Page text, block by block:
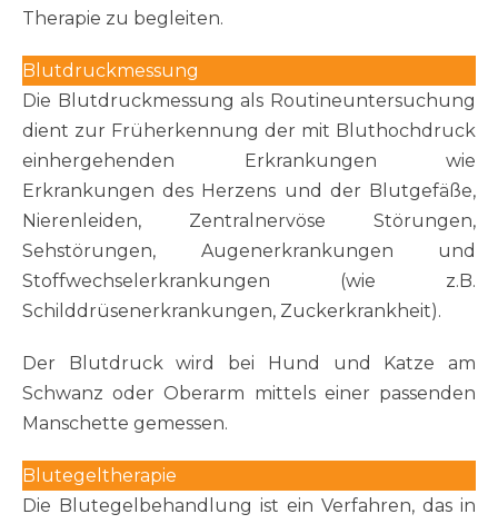
Therapie zu begleiten.
Blutdruckmessung
Die Blutdruckmessung als Routineuntersuchung
dient zur Früherkennung der mit Bluthochdruck
einhergehenden Erkrankungen wie
Erkrankungen des Herzens und der Blutgefäße,
Nierenleiden, Zentralnervöse Störungen,
Sehstörungen, Augenerkrankungen und
Stoffwechselerkrankungen (wie z.B.
Schilddrüsenerkrankungen, Zuckerkrankheit).
Der Blutdruck wird bei Hund und Katze am
Schwanz oder Oberarm mittels einer passenden
Manschette gemessen.
Blutegeltherapie
Die Blutegelbehandlung ist ein Verfahren, das in